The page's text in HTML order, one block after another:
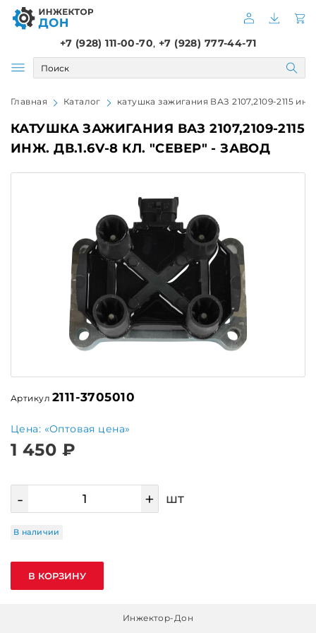
+7 (928) 111-00-70, +7 (928) 777-44-71
Главная Каталог катушка зажигания ВАЗ 2107,2109-2115
КАТУШКА ЗАЖИГАНИЯ ВАЗ 2107,2109-2115
ИНЖ. ДВ.1.6V-8 КЛ. "СЕВЕР" - ЗАВОД
Артикул 2111-3705010
Цена: «Оптовая цена»
1 450 ₽
- + шт
В наличии
В КОРЗИНУ
Инжектор-Дон